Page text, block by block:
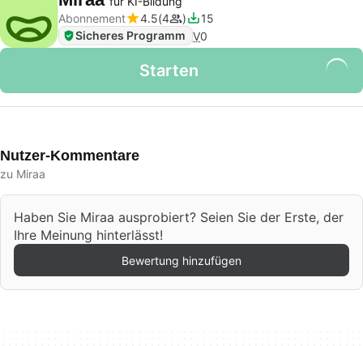
Abonnement
4.5 4
15
Sicheres Programm V0
Starten
Nutzer-Kommentare
zu Miraa
Haben Sie Miraa ausprobiert? Seien Sie der Erste, der
Ihre Meinung hinterlässt!
Bewertung hinzufügen